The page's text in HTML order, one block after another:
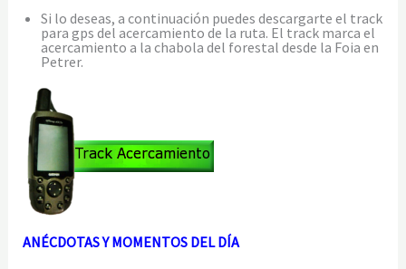
Si lo deseas, a continuación puedes descargarte el track
para gps del acercamiento de la ruta. El track marca el
acercamiento a la chabola del forestal desde la Foia en
Petrer.
ANÉCDOTAS Y MOMENTOS DEL DÍA